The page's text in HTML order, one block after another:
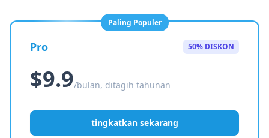
Paling Populer
Pro 50% DISKON
$9.9/bulan, ditagih tahunan
tingkatkan sekarang